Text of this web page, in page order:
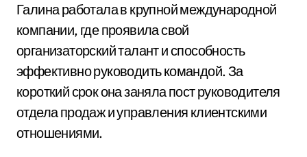
Галина работала в крупной международной
компании, где проявила свой
организаторский талант и способность
эффективно руководить командой. За
короткий срок она заняла пост руководителя
отдела продаж и управления клиентскими
отношениями.